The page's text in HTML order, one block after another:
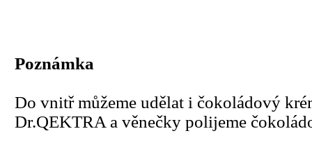
Poznámka
Do vnitř můžeme udělat i čokoládový
Dr.QEKTRA a věnečky polijeme